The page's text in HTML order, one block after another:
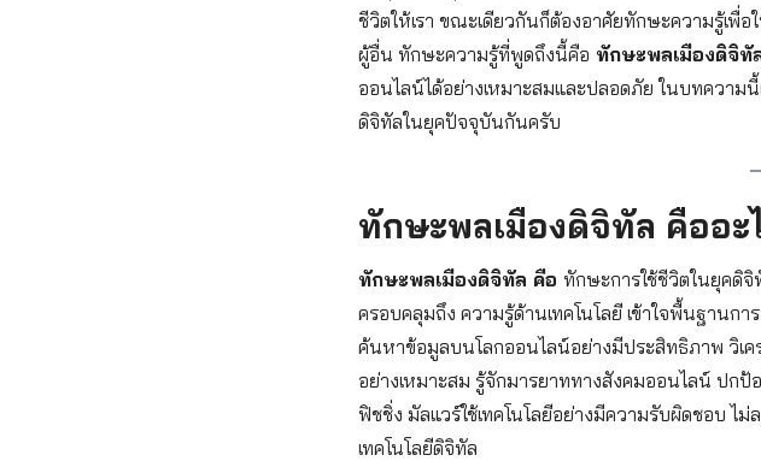
ชีวิตให้เรา ขณะเดียวกันก็ต้องอาศัยทักษะความรู้เพื่
ผู้อื่น ทักษะความรู้ที่พูดถึงนี้คือ ทักษะพลเมืองดิจิ
ออนไลน์ได้อย่างเหมาะสมและปลอดภัย ในบทความ
ดิจิทัลในยุคปัจจุบันกันครับ
ทักษะพลเมืองดิจิทัล คืออะ
ทักษะพลเมืองดิจิทัล คือ ทักษะการใช้ชีวิตในยุคดิ
ครอบคลุมถึง ความรู้ด้านเทคโนโลยี เข้าใจพื้นฐานก
ค้นหาข้อมูลบนโลกออนไลน์อย่างมีประสิทธิภาพ วิเ
อย่างเหมาะสม รู้จักมารยาททางสังคมออนไลน์ ปกป้
ฟิชชิ่ง มัลแวร์ใช้เทคโนโลยีอย่างมีความรับผิดชอบ ไม่
เทคโนโลยีดิจิทัล